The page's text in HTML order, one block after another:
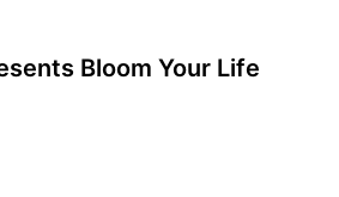
Bloom Your Life